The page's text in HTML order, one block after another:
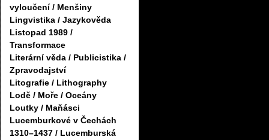
vyloučení / Menšiny
Lingvistika / Jazykověda
Listopad 1989 /
Transformace
Literární věda / Publicistika /
Zpravodajství
Litografie / Lithography
Lodě / Moře / Oceány
Loutky / Maňásci
Lucemburkové v Čechách
1310–1437 / Lucemburská